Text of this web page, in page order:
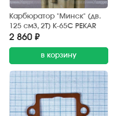
Карбюратор "Минск" (дв.
125 см3, 2Т) К-65С PEKAR
2 860 ₽
в корзину